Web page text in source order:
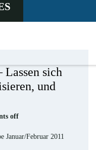
Lassen sich
und
off
Januar/Februar 2011